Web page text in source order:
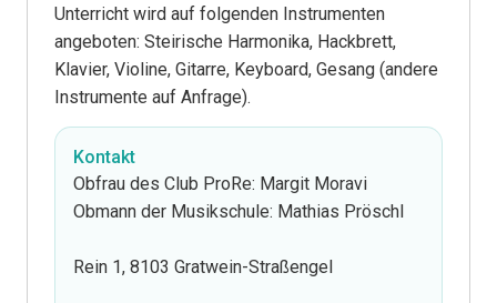
Unterricht wird auf folgenden Instrumenten
angeboten: Steirische Harmonika, Hackbrett,
Klavier, Violine, Gitarre, Keyboard, Gesang (andere
Instrumente auf Anfrage).
Kontakt
Obfrau des Club ProRe: Margit Moravi
Obmann der Musikschule: Mathias Pröschl
Rein 1, 8103 Gratwein-Straßengel